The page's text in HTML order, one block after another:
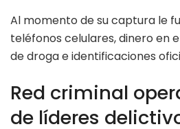
Al momento de su captura le
teléfonos celulares, dinero en
de droga e identificaciones
Red criminal
de líderes